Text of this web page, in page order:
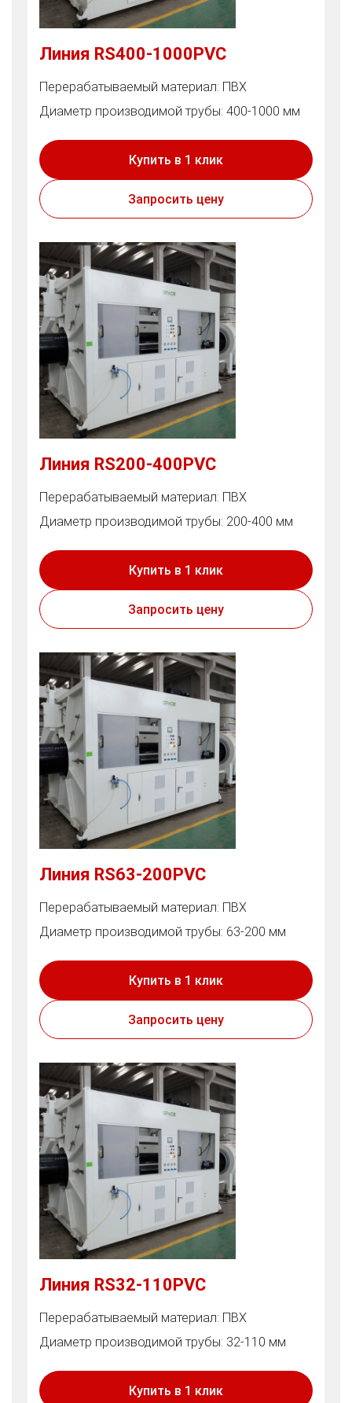
Линия RS400-1000PVC
Перерабатываемый материал: ПВХ
Диаметр производимой трубы: 400-1000 мм
Купить в 1 клик
Запросить цену
Линия RS200-400PVC
Перерабатываемый материал: ПВХ
Диаметр производимой трубы: 200-400 мм
Купить в 1 клик
Запросить цену
Линия RS63-200PVC
Перерабатываемый материал: ПВХ
Диаметр производимой трубы: 63-200 мм
Купить в 1 клик
Запросить цену
Линия RS32-110PVC
Перерабатываемый материал: ПВХ
Диаметр производимой трубы: 32-110 мм
Купить в 1 клик